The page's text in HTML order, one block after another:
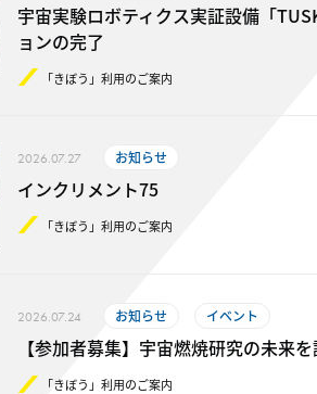
宇宙実験ロボティクス実証設備「
ョンの完了
「きぼう」利用のご案内
2026.07.27 お知らせ
インクリメント75
「きぼう」利用のご案内
2026.07.24 お知らせ イベント
【参加者募集】宇宙燃焼研究の未来
「きぼう」利用のご案内